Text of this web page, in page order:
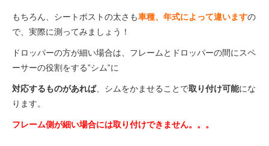
もちろん、シートポストの太さも車種、年式によって違いますの
で 、実際に測ってみましょう！
ドロッパーの方が細い場合は、フレームとドロッパーの間にスペ
ーサーの役割をする”シム”に
対応するものがあれば、シムをかませることで取り付け可能にな
ります。
フレーム側が細い場合には取り付けできません。。。